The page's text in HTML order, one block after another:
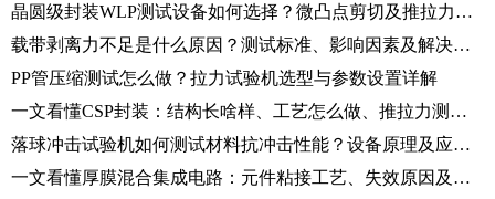
晶圆级封装WLP测试设备如何选择？微凸点剪切及推拉力测试方法介绍
载带剥离力不足是什么原因？测试标准、影响因素及解决方法详解
PP管压缩测试怎么做？拉力试验机选型与参数设置详解
一文看懂CSP封装：结构长啥样、工艺怎么做、推拉力测试怎么测
落球冲击试验机如何测试材料抗冲击性能？设备原理及应用介绍
一文看懂厚膜混合集成电路：元件粘接工艺、失效原因及剪切力测试方法